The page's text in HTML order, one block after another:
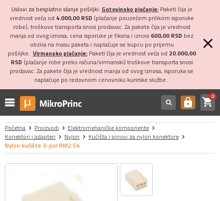
Uslovi za besplatno slanje pošiljki: Gotovinsko plaćanje:Paketi čija je
vrednost veća od 4.000,00 RSD (plaćanje pouzećem prilikom isporuke
robe), troškove transporta snosi prodavac. Za pakete čija je vrednost
manja od ovog iznosa, cena isporuke je fiksna i iznosi 600,00 RSD bez
obzira na masu paketa i naplaćuje se kupcu po prijemu
pošiljke. Virmansko plaćanje:Paketi čija je vrednost veća od 20.000,00
RSD (plaćanje robe preko računa/virmanski) troškove transporta snosi
prodavac. Za pakete čija je vrednost manja od ovog iznosa, isporuka se
naplaćuje po redovnom cenovniku kurirske službe.
https shopping_cart0
Početna Proizvodi
Elektromehaničke komponente
Konektori i adapteri
Nylon
Kućišta i pinovi za nylon konektore
Nylon kućište 3-pol RM2.54